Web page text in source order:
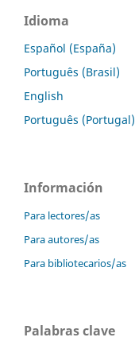
Idioma
Español (España)
Português (Brasil)
English
Português (Portugal)
Información
Para lectores/as
Para autores/as
Para bibliotecarios/as
Palabras clave